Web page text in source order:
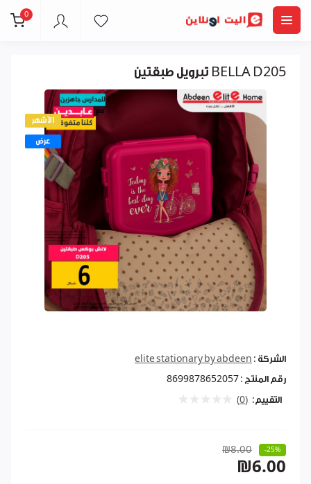
0
تبرويل طبقتين BELLA D205
الأشهر
عرض
الشركة : elite stationary by abdeen
رقم المنتج : 8699878652057
التقييم: (0)
₪8.00 -25%
₪6.00